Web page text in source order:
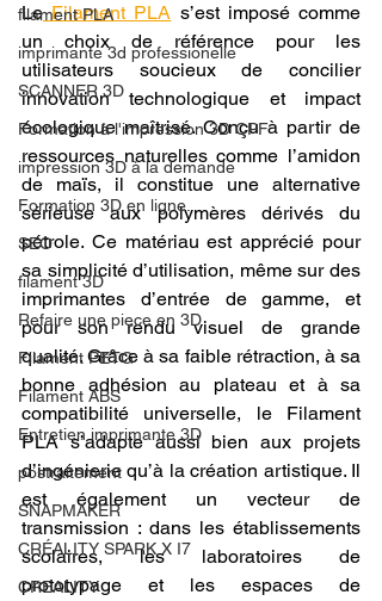
filament PLA
imprimante 3d professionelle
SCANNER 3D
Formation à l'impression 3D CPF
impression 3D à la demande
Formation 3D en ligne.
SEO
filament 3D
Refaire une piece en 3D
Filament PETG
Filament ABS
Entretien imprimante 3D
postraitement
SNAPMAKER
CRÉALITY SPARK X I7
CREALITY
Le Filament PLA s’est imposé comme
un choix de référence pour les
utilisateurs soucieux de concilier
innovation technologique et impact
écologique maîtrisé. Conçu à partir de
ressources naturelles comme l’amidon
de maïs, il constitue une alternative
sérieuse aux polymères dérivés du
pétrole. Ce matériau est apprécié pour
sa simplicité d’utilisation, même sur des
imprimantes d’entrée de gamme, et
pour son rendu visuel de grande
qualité. Grâce à sa faible rétraction, à sa
bonne adhésion au plateau et à sa
compatibilité universelle, le Filament
PLA s’adapte aussi bien aux projets
d’ingénierie qu’à la création artistique. Il
est également un vecteur de
transmission : dans les établissements
scolaires, les laboratoires de
prototypage et les espaces de